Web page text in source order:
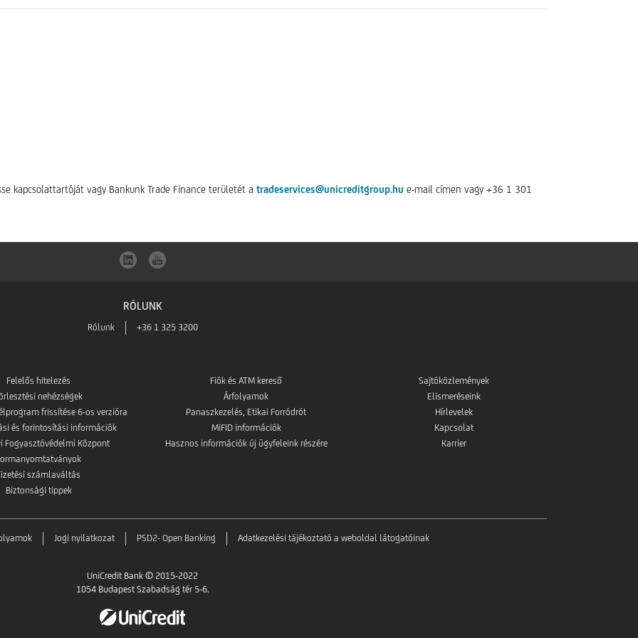
kapcsolattartóját vagy Bankunk Trade Finance területét a tradeservices@unicreditgroup.hu e-mail címen vagy +36 1 301
RÓLUNK
Rólunk +36 1 325 3200
Felelős hitelezés
nehézségek
frissítése 6-os verzióra
és forintosítási információk
Fogyasztóvédelmi Központ
számlaváltás
Biztonsági tippek
Fiók és ATM kereső
Árfolyamok
Panaszkezelés, Etikai Forródrót
MiFID információk
Hasznos információk új ügyfeleink részére
Sajtóközlemények
Elismeréseink
Hírlevelek
Kapcsolat
Karrier
Jogi nyilatkozat PSD2- Open Banking Adatkezelési tájékoztató a weboldal látogatóinak
UniCredit Bank © 2015-2022
1054 Budapest Szabadság tér 5-6.